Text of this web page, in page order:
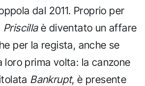
dal 2011. Proprio per
Priscillaè diventato un affare
per la regista, anche se
loro prima volta: la canzone
Bankrupt, è presente